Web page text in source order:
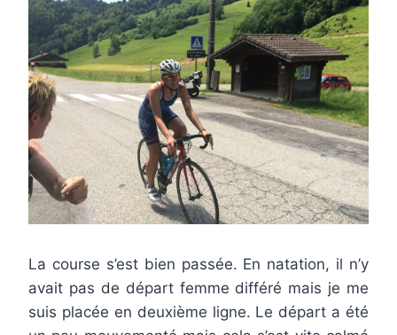
La course s’est bien passée. En natation, il n’y
avait pas de départ femme différé mais je me
suis placée en deuxième ligne. Le départ a été